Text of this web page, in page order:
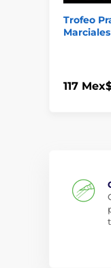
Trofeo
Marciales
117